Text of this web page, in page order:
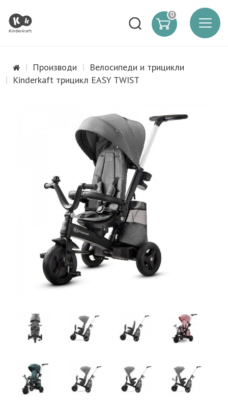
0
Производи
Велосипеди и трицикли
Kinderkaft трицикл EASY TWIST